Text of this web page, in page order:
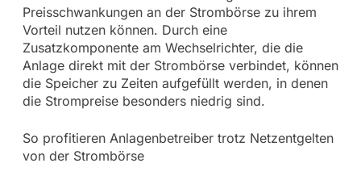
Preisschwankungen an der Strombörse zu ihrem
Vorteil nutzen können. Durch eine
Zusatzkomponente am Wechselrichter, die die
Anlage direkt mit der Strombörse verbindet, können
die Speicher zu Zeiten aufgefüllt werden, in denen
die Strompreise besonders niedrig sind.
So profitieren Anlagenbetreiber trotz Netzentgelten
von der Strombörse